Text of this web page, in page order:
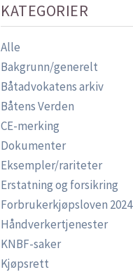
KATEGORIER
Alle
Bakgrunn/generelt
Båtadvokatens arkiv
Båtens Verden
CE-merking
Dokumenter
Eksempler/rariteter
Erstatning og forsikring
Forbrukerkjøpsloven 2024
Håndverkertjenester
KNBF-saker
Kjøpsrett